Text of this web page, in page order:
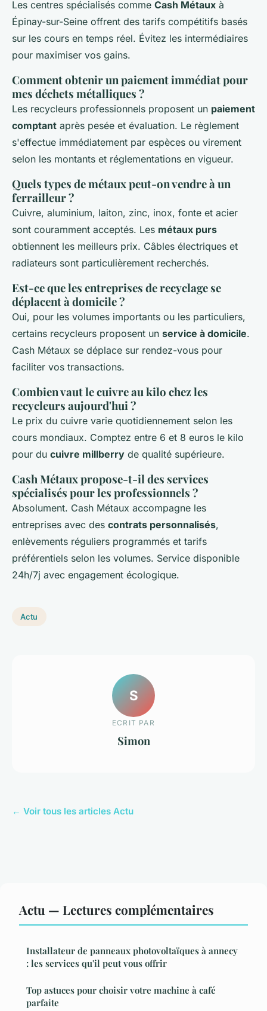
Les centres spécialisés comme Cash Métaux à
Épinay-sur-Seine offrent des tarifs compétitifs basés
sur les cours en temps réel. Évitez les intermédiaires
pour maximiser vos gains.
Comment obtenir un paiement immédiat pour
mes déchets métalliques ?
Les recycleurs professionnels proposent un paiement
comptant après pesée et évaluation. Le règlement
s'effectue immédiatement par espèces ou virement
selon les montants et réglementations en vigueur.
Quels types de métaux peut-on vendre à un
ferrailleur ?
Cuivre, aluminium, laiton, zinc, inox, fonte et acier
sont couramment acceptés. Les métaux purs
obtiennent les meilleurs prix. Câbles électriques et
radiateurs sont particulièrement recherchés.
Est-ce que les entreprises de recyclage se
déplacent à domicile ?
Oui, pour les volumes importants ou les particuliers,
certains recycleurs proposent un service à domicile.
Cash Métaux se déplace sur rendez-vous pour
faciliter vos transactions.
Combien vaut le cuivre au kilo chez les
recycleurs aujourd'hui ?
Le prix du cuivre varie quotidiennement selon les
cours mondiaux. Comptez entre 6 et 8 euros le kilo
pour du cuivre millberry de qualité supérieure.
Cash Métaux propose-t-il des services
spécialisés pour les professionnels ?
Absolument. Cash Métaux accompagne les
entreprises avec des contrats personnalisés,
enlèvements réguliers programmés et tarifs
préférentiels selon les volumes. Service disponible
24h/7j avec engagement écologique.
Actu
S
ECRIT PAR
Simon
← Voir tous les articles Actu
Actu — Lectures complémentaires
Installateur de panneaux photovoltaïques à annecy
: les services qu'il peut vous offrir
Top astuces pour choisir votre machine à café
parfaite